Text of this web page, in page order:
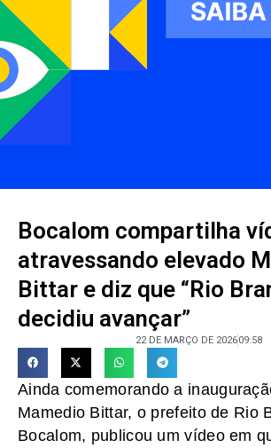
Bocalom compartilha
atravessando elevado
Bittar e diz que “Rio
decidiu avançar”
22 DE MARÇO DE 202609:58
Ainda comemorando a
Mamedio Bittar, o prefeito de Rio
Bocalom, publicou um vídeo em